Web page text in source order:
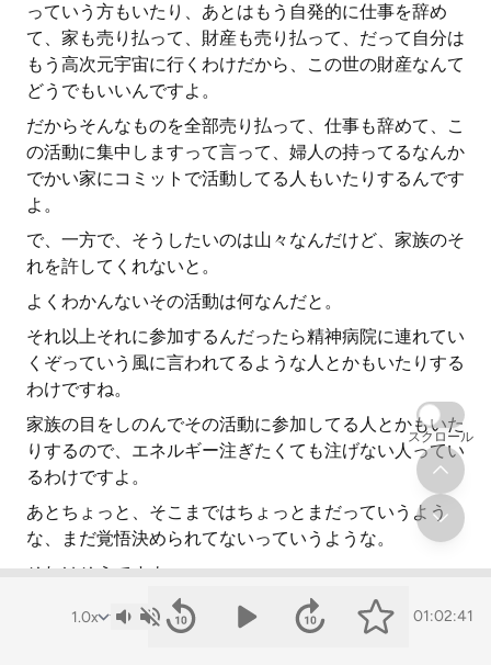
っていう方もいたり、あとはもう自発的に仕事を辞め
て、家も売り払って、財産も売り払って、だって自分は
もう高次元宇宙に行くわけだから、この世の財産なんて
どうでもいいんですよ。
だからそんなものを全部売り払って、仕事も辞めて、こ
の活動に集中しますって言って、婦人の持ってるなんか
でかい家にコミットで活動してる人もいたりするんです
よ。
で、一方で、そうしたいのは山々なんだけど、家族のそ
れを許してくれないと。
よくわかんないその活動は何なんだと。
それ以上それに参加するんだったら精神病院に連れてい
くぞっていう風に言われてるような人とかもいたりする
わけですね。
家族の目をしのんでその活動に参加してる人とかもいた
りするので、エネルギー注ぎたくても注げない人ってい
るわけですよ。
あとちょっと、そこまではちょっとまだっていうよう
な、まだ覚悟決められてないっていうような。
それはそうですよ。
やっぱりいるわけですよ。ただやっぱり興味はあると。
その時が来たら自分だってそっちの道を選ぶかもしれな
01:02:41
スクロール